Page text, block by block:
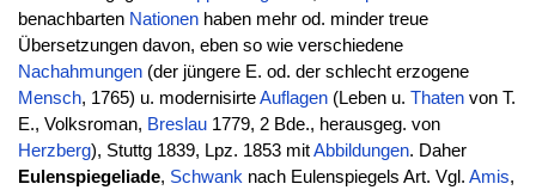
benachbarten Nationenhaben mehr od. minder treue
Übersetzungen davon, eben so wie verschiedene
Nachahmungen(der jüngere E. od. der schlecht erzogene
Mensch, 1765) u. modernisirteAuflagen(Leben u. Thatenvon T.
E., Volksroman, Breslau1779, 2 Bde., herausgeg. von
Herzberg), Stuttg 1839, Lpz. 1853 mitAbbildungen. Daher
Eulenspiegeliade, Schwanknach Eulenspiegels Art. Vgl. Amis,